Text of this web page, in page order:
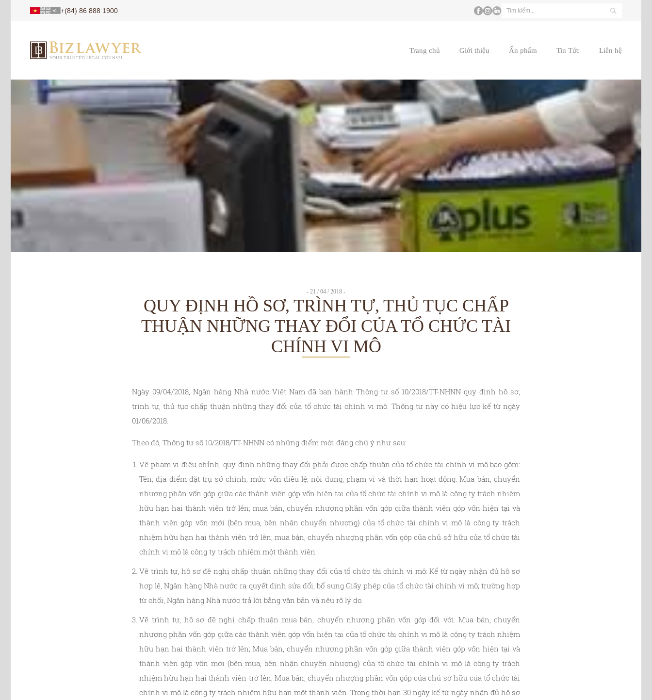
+(84) 86 888 1900
Trang chủ Giới thiệu Ấn phẩm Tin Tức Liên hệ
- 21 / 04 / 2018 -
QUY ĐỊNH HỒ SƠ, TRÌNH TỰ, THỦ TỤC CHẤP
THUẬN NHỮNG THAY ĐỔI CỦA TỔ CHỨC TÀI
CHÍNH VI MÔ
Ngày 09/04/2018, Ngân hàng Nhà nước Việt Nam đã ban hành Thông tư số 10/2018/TT-NHNN quy định hồ sơ,
trình tự, thủ tục chấp thuận những thay đổi của tổ chức tài chính vi mô. Thông tư này có hiệu lực kể từ ngày
01/06/2018.
Theo đó, Thông tư số 10/2018/TT-NHNN có những điểm mới đáng chú ý như sau:
Về phạm vi điều chỉnh, quy định những thay đổi phải được chấp thuận của tổ chức tài chính vi mô bao gồm:
Tên; địa điểm đặt trụ sở chính; mức vốn điều lệ; nội dung, phạm vi và thời hạn hoạt động; Mua bán, chuyển
nhượng phần vốn góp giữa các thành viên góp vốn hiện tại của tổ chức tài chính vi mô là công ty trách nhiệm
hữu hạn hai thành viên trở lên; mua bán, chuyển nhượng phần vốn góp giữa thành viên góp vốn hiện tại và
thành viên góp vốn mới (bên mua, bên nhận chuyển nhượng) của tổ chức tài chính vi mô là công ty trách
nhiệm hữu hạn hai thành viên trở lên; mua bán, chuyển nhượng phần vốn góp của chủ sở hữu của tổ chức tài
chính vi mô là công ty trách nhiệm một thành viên.
Về trình tự, hồ sơ đề nghị chấp thuận những thay đổi của tổ chức tài chính vi mô: Kể từ ngày nhận đủ hồ sơ
hợp lệ, Ngân hàng Nhà nước ra quyết định sửa đổi, bổ sung Giấy phép của tổ chức tài chính vi mô; trường hợp
từ chối, Ngân hàng Nhà nước trả lời bằng văn bản và nêu rõ lý do.
Về trình tự, hồ sơ đề nghị chấp thuận mua bán, chuyển nhượng phần vốn góp đối với: Mua bán, chuyển
nhượng phần vốn góp giữa các thành viên góp vốn hiện tại của tổ chức tài chính vi mô là công ty trách nhiệm
hữu hạn hai thành viên trở lên; Mua bán, chuyển nhượng phần vốn góp giữa thành viên góp vốn hiện tại và
thành viên góp vốn mới (bên mua, bên nhận chuyển nhượng) của tổ chức tài chính vi mô là công ty trách
nhiệm hữu hạn hai thành viên trở lên; Mua bán, chuyển nhượng phần vốn góp của chủ sở hữu của tổ chức tài
chính vi mô là công ty trách nhiệm hữu hạn một thành viên. Trong thời hạn 30 ngày kể từ ngày nhận đủ hồ sơ